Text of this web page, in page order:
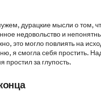
дурацкие мысли о том,
недовольство и
это могло повлиять на
я смогла себя простить.
простил за глупость.